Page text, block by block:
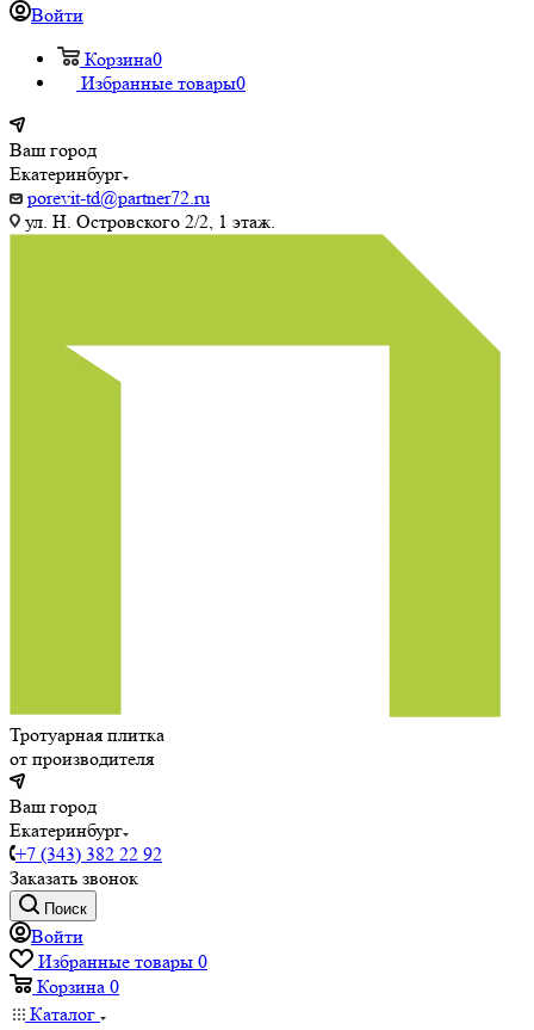
Войти
Корзина0
Избранные товары0
Ваш город
Екатеринбург
porevit-td@partner72.ru
ул. Н. Островского 2/2, 1 этаж.
Тротуарная плитка
от производителя
Ваш город
Екатеринбург
+7 (343) 382 22 92
Заказать звонок
Поиск
Войти
Избранные товары 0
Корзина 0
Каталог